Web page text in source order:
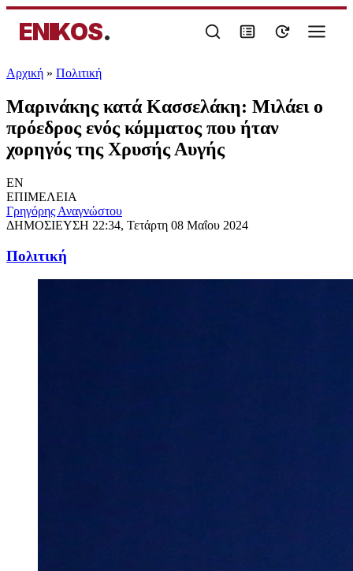
ENIKOS.
Αρχική » Πολιτική
Μαρινάκης κατά Κασσελάκη: Μιλάει ο
πρόεδρος ενός κόμματος που ήταν
χορηγός της Χρυσής Αυγής
EN
ΕΠΙΜΕΛΕΙΑ
Γρηγόρης Αναγνώστου
ΔΗΜΟΣΙΕΥΣΗ 22:34, Τετάρτη 08 Μαΐου 2024
Πολιτική